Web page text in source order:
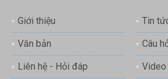
Giới thiệu Tin
Văn bản Câu
Liên hệ - Hỏi đáp Video